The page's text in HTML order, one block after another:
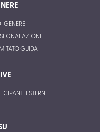
GENERE
GUIDA
ESTERNI